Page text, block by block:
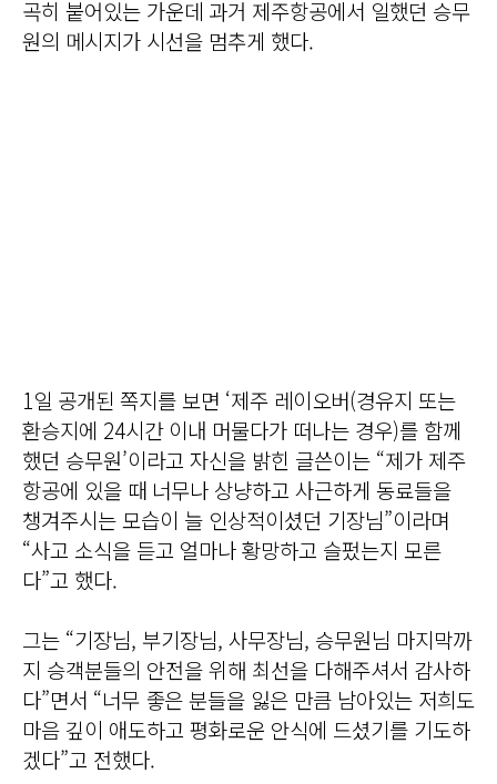
곡히 붙어있는 가운데 과거 제주항공에서 일했던 승무
원의 메시지가 시선을 멈추게 했다.
1일 공개된 쪽지를 보면 ‘제주 레이오버(경유지 또는
환승지에 24시간 이내 머물다가 떠나는 경우)를 함께
했던 승무원’이라고 자신을 밝힌 글쓴이는 “제가 제주
항공에 있을 때 너무나 상냥하고 사근하게 동료들을
챙겨주시는 모습이 늘 인상적이셨던 기장님”이라며
“사고 소식을 듣고 얼마나 황망하고 슬펐는지 모른
다”고 했다.
그는 “기장님, 부기장님, 사무장님, 승무원님 마지막까
지 승객분들의 안전을 위해 최선을 다해주셔서 감사하
다”면서 “너무 좋은 분들을 잃은 만큼 남아있는 저희도
마음 깊이 애도하고 평화로운 안식에 드셨기를 기도하
겠다”고 전했다.